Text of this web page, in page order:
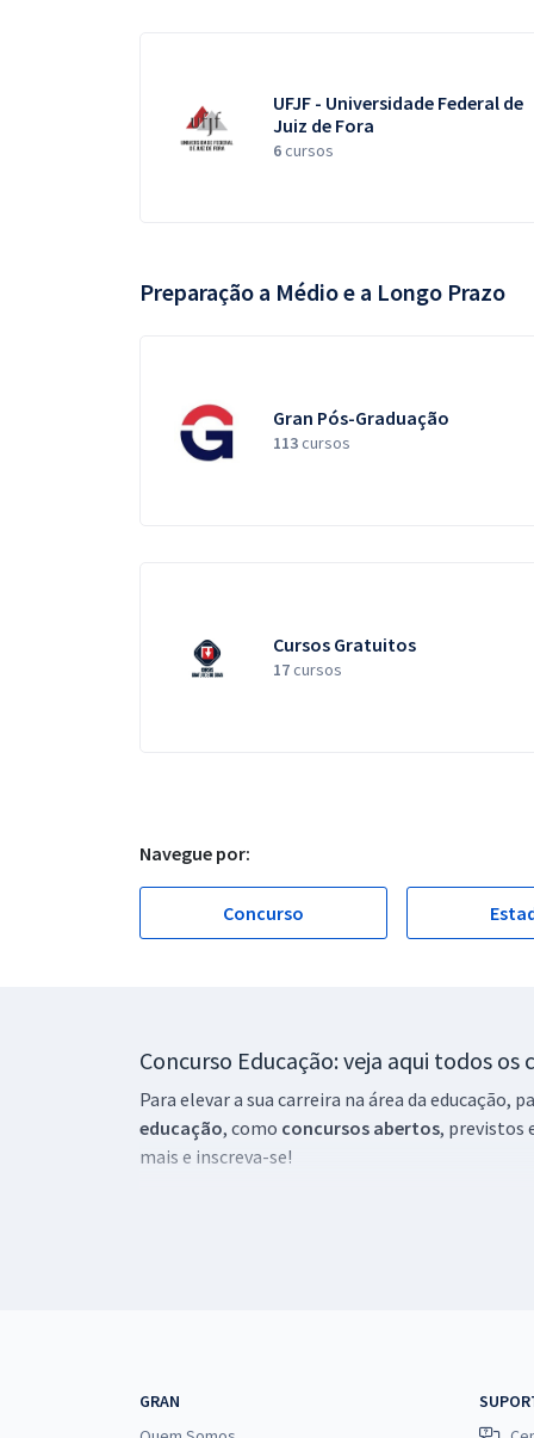
UFJF - Universidade Federal de
Juiz de Fora
6cursos
Preparação a Médio e a Longo Prazo
Gran Pós-Graduação
113cursos
Cursos Gratuitos
17cursos
Navegue por:
Concurso
Concurso Educação: veja aqui todos os
Para elevar a sua carreira na área da educação,
educação, como concursos abertos, previstos
mais e inscreva-se!
Todos os cursos para prestar concurso na área
Concurso Educação: estude com
Estude com materiais exclusivos, completos e
GRAN